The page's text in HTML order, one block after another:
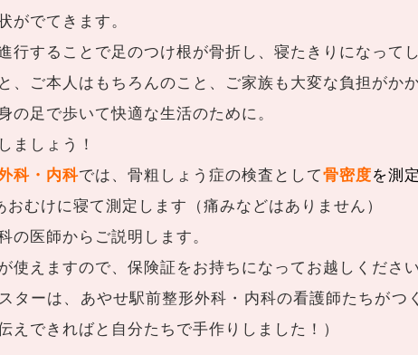
がでてきます。
行することで足のつけ根が骨折し、寝たきりになって
、ご本人はもちろんのこと、ご家族も大変な負担がかか
の足で歩いて快適な生活のために。
ましょう！
科・内科では、骨粗しょう症の検査として骨密度を測定
おむけに寝て測定します（痛みなどはありません）
の医師からご説明します。
使えますので、保険証をお持ちになってお越しください
ターは、あやせ駅前整形外科・内科の看護師たちが
えできればと自分たちで手作りしました！）